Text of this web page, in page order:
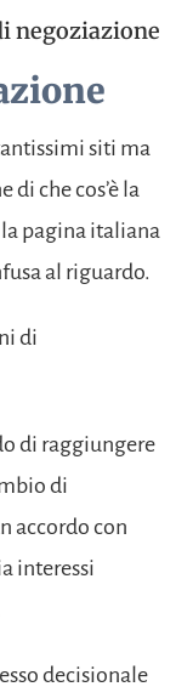
negoziazione
siti ma
che cos’è la
pagina italiana
al riguardo.
di
di raggiungere
di
accordo con
interessi
decisionale